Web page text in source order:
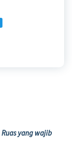
Ruas yang wajib